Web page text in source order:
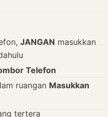
JANGAN masukkan
Telefon
ruangan Masukkan
tertera